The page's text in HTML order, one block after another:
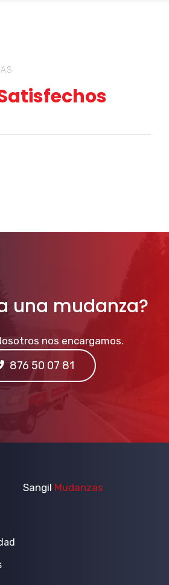
una mudanza?
nos encargamos.
876 50 07 81
Sangil Mudanzas